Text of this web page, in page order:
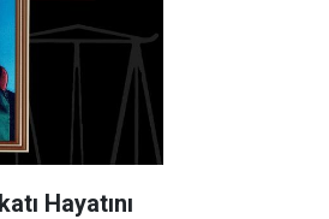
Hayatını